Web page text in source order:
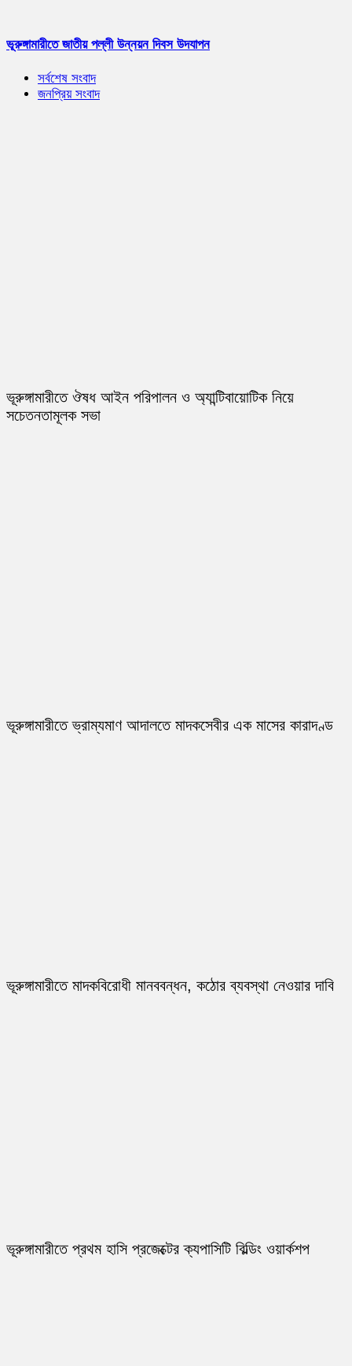
ভূরুঙ্গামারীতে জাতীয় পল্লী উন্নয়ন দিবস উদযাপন
সর্বশেষ সংবাদ
জনপ্রিয় সংবাদ
ভূরুঙ্গামারীতে ঔষধ আইন পরিপালন ও অ্যান্টিবায়োটিক নিয়ে
সচেতনতামূলক সভা
ভূরুঙ্গামারীতে ভ্রাম্যমাণ আদালতে মাদকসেবীর এক মাসের কারাদণ্ড
ভূরুঙ্গামারীতে মাদকবিরোধী মানববন্ধন, কঠোর ব্যবস্থা নেওয়ার দাবি
ভূরুঙ্গামারীতে প্রথম হাসি প্রজেক্টের ক্যপাসিটি বিল্ডিং ওয়ার্কশপ